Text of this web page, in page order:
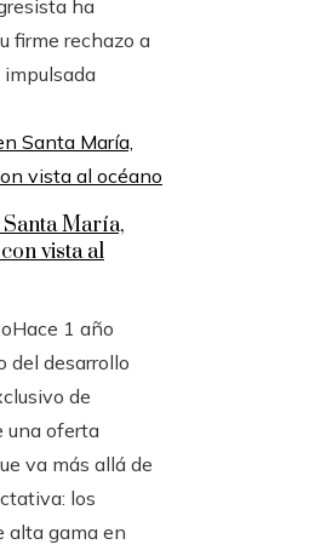
ha
firme rechazo a
María,
vista al
Hace 1 año
del desarrollo
de
una oferta
va más allá de
los
alta gama en